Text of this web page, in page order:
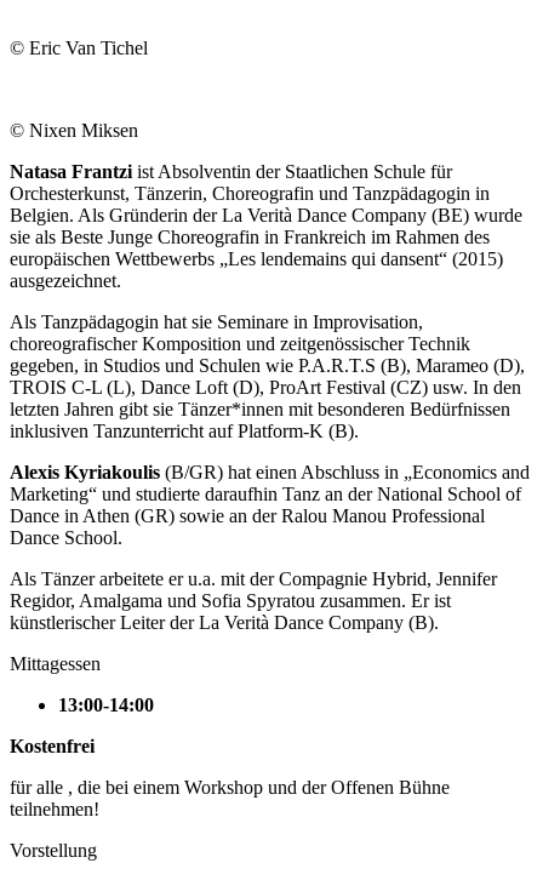
© Eric Van Tichel
© Nixen Miksen
Natasa Frantzi ist Absolventin der Staatlichen Schule für
Orchesterkunst, Tänzerin, Choreografin und Tanzpädagogin in
Belgien. Als Gründerin der La Verità Dance Company (BE) wurde
sie als Beste Junge Choreografin in Frankreich im Rahmen des
europäischen Wettbewerbs „Les lendemains qui dansent“ (2015)
ausgezeichnet.
Als Tanzpädagogin hat sie Seminare in Improvisation,
choreografischer Komposition und zeitgenössischer Technik
gegeben, in Studios und Schulen wie P.A.R.T.S (B), Marameo (D),
TROIS C-L (L), Dance Loft (D), ProArt Festival (CZ) usw. In den
letzten Jahren gibt sie Tänzer*innen mit besonderen Bedürfnissen
inklusiven Tanzunterricht auf Platform-K (B).
Alexis Kyriakoulis (B/GR) hat einen Abschluss in „Economics and
Marketing“ und studierte daraufhin Tanz an der National School of
Dance in Athen (GR) sowie an der Ralou Manou Professional
Dance School.
Als Tänzer arbeitete er u.a. mit der Compagnie Hybrid, Jennifer
Regidor, Amalgama und Sofia Spyratou zusammen. Er ist
künstlerischer Leiter der La Verità Dance Company (B).
Mittagessen
13:00-14:00
Kostenfrei
für alle , die bei einem Workshop und der Offenen Bühne
teilnehmen!
Vorstellung